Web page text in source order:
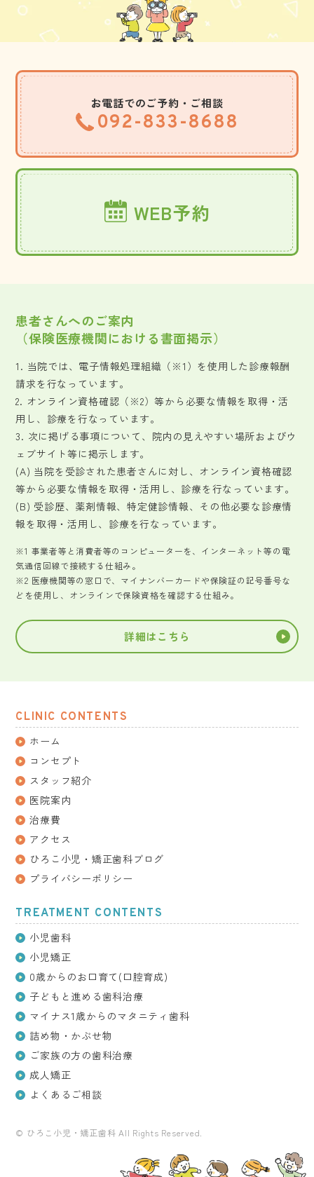
お電話でのご予約・ご相談
092-833-8688
WEB予約
患者さんへのご案内
（保険医療機関における書面掲示）
1. 当院では、電子情報処理組織（※1）を使用した診療報酬
請求を行なっています。
2. オンライン資格確認（※2）等から必要な情報を取得・活
用し、診療を行なっています。
3. 次に掲げる事項について、院内の見えやすい場所およびウ
ェブサイト等に掲示します。
(A) 当院を受診された患者さんに対し、オンライン資格確認
等から必要な情報を取得・活用し、診療を行なっています。
(B) 受診歴、薬剤情報、特定健診情報、その他必要な診療情
報を取得・活用し、診療を行なっています。
※1 事業者等と消費者等のコンピューターを、インターネット等の電
気通信回線で接続する仕組み。
※2 医療機関等の窓口で、マイナンバーカードや保険証の記号番号な
どを使用し、オンラインで保険資格を確認する仕組み。
詳細はこちら
CLINIC CONTENTS
ホーム
コンセプト
スタッフ紹介
医院案内
治療費
アクセス
ひろこ小児・矯正歯科ブログ
プライバシーポリシー
TREATMENT CONTENTS
小児歯科
小児矯正
0歳からのお口育て(口腔育成)
子どもと進める歯科治療
マイナス1歳からのマタニティ歯科
詰め物・かぶせ物
ご家族の方の歯科治療
成人矯正
よくあるご相談
© ひろこ小児・矯正歯科 All Rights Reserved.